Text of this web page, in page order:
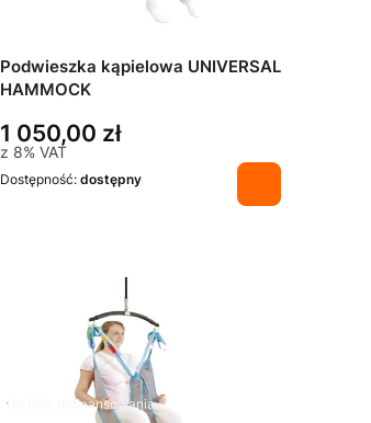
Podwieszka kąpielowa UNIVERSAL
HAMMOCK
1 050,00 zł
z 8% VAT
Dostępność: dostępny
Do 95% dofinansowania